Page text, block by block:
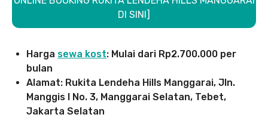
DI SINI]
Harga sewa kost: Mulai dari Rp2.700.000 per
bulan
Alamat: Rukita Lendeha Hills Manggarai, Jln.
Manggis I No. 3, Manggarai Selatan, Tebet,
Jakarta Selatan